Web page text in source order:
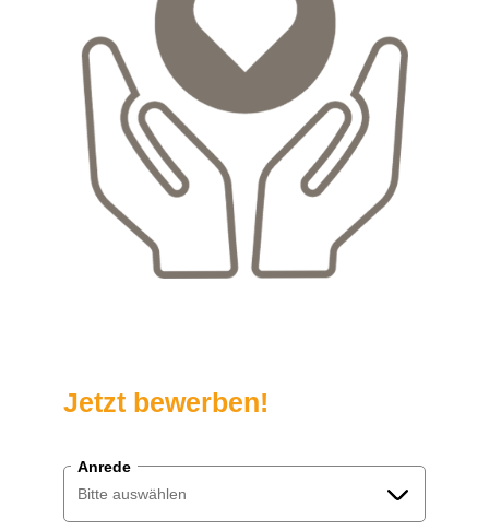
Jetzt bewerben!
Anrede
Bitte auswählen